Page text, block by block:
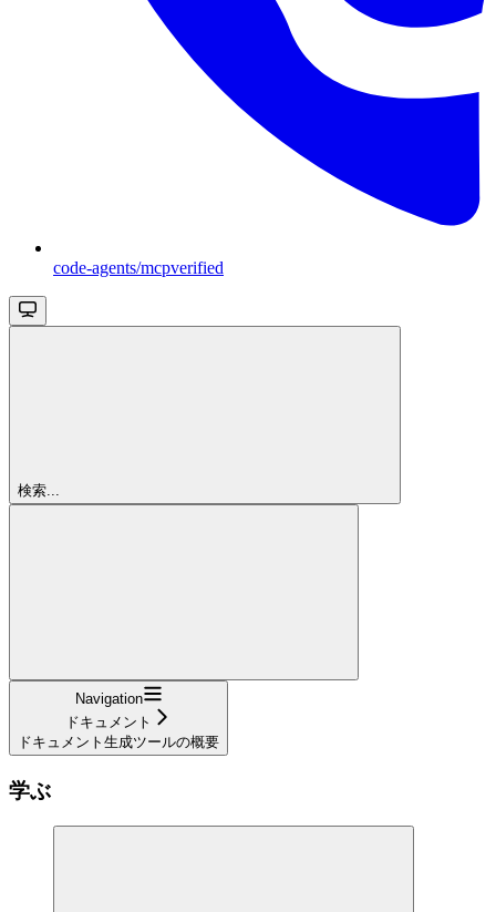
code-agents/mcpverified
検索...
Navigation
ドキュメント
ドキュメント生成ツールの概要
学ぶ